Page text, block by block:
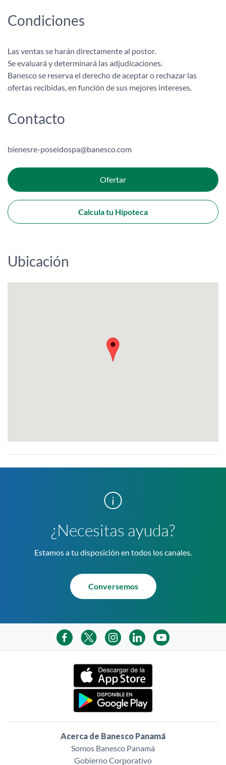
Condiciones
Las ventas se harán directamente al postor.
Se evaluará y determinará las adjudicaciones.
Banesco se reserva el derecho de aceptar o rechazar las
ofertas recibidas, en función de sus mejores intereses.
Contacto
bienesre-poseidospa@banesco.com
Ofertar
Calcula tu Hipoteca
Ubicación
¿Necesitas ayuda?
Estamos a tu disposición en todos los canales.
Conversemos
Acerca de Banesco Panamá
Somos Banesco Panamá
Gobierno Corporativo